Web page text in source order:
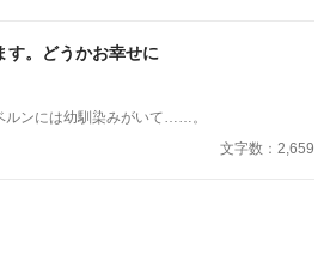
す。どうかお幸せに
ルンには幼馴染みがいて……。
文字数：2,659